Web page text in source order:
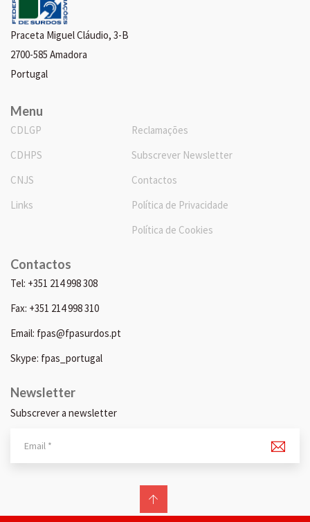
Praceta Miguel Cláudio, 3-B
2700-585 Amadora
Portugal
Menu
CDLGP
CDHPS
CNJS
Links
Reclamações
Subscrever Newsletter
Contactos
Política de Privacidade
Política de Cookies
Contactos
Tel: +351 214 998 308
Fax: +351 214 998 310
Email: fpas@fpasurdos.pt
Skype: fpas_portugal
Newsletter
Subscrever a newsletter